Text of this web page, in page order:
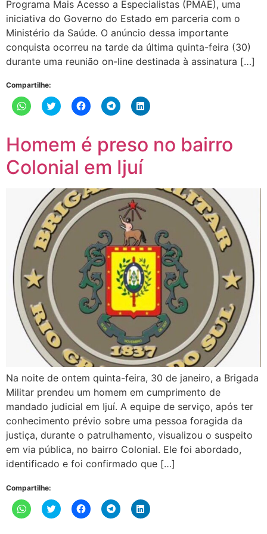
Programa Mais Acesso a Especialistas (PMAE), uma
iniciativa do Governo do Estado em parceria com o
Ministério da Saúde. O anúncio dessa importante
conquista ocorreu na tarde da última quinta-feira (30)
durante uma reunião on-line destinada à assinatura […]
Compartilhe:
Clique
para
em
nova
janela)
Clique
para
Twitter(abre
em
nova
janela)
Clique
para
Facebook(abre
em
nova
janela)
Clique
para
em
nova
janela)
Clique
para
LinkedIn(abre
em
nova
Homem é preso no bairro
Colonial em Ijuí
Na noite de ontem quinta-feira, 30 de janeiro, a Brigada
Militar prendeu um homem em cumprimento de
mandado judicial em Ijuí. A equipe de serviço, após ter
conhecimento prévio sobre uma pessoa foragida da
justiça, durante o patrulhamento, visualizou o suspeito
em via pública, no bairro Colonial. Ele foi abordado,
identificado e foi confirmado que […]
Compartilhe:
Clique
para
Clique
para
Clique
para
Clique
para
Clique
para